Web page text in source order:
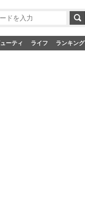
ーティ ライフ ランキング